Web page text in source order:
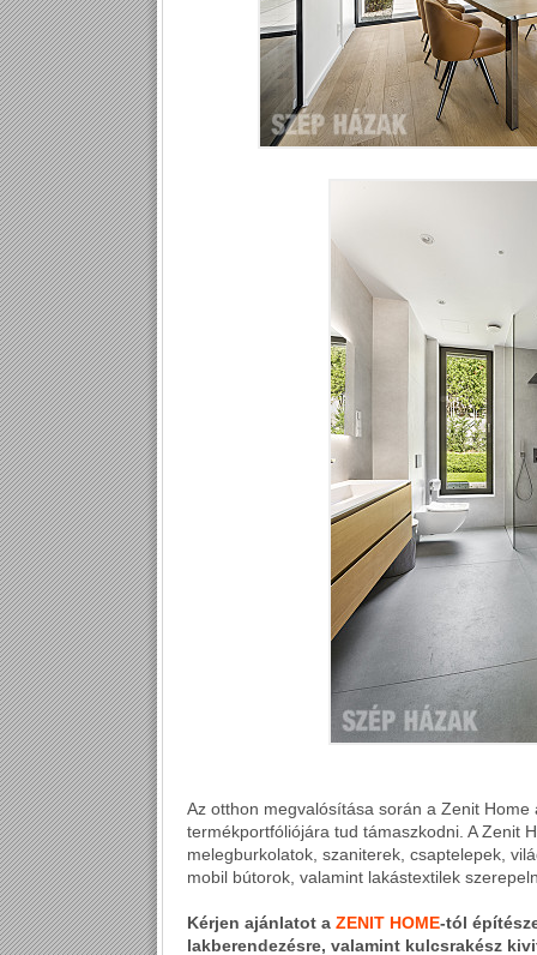
Az otthon megvalósítása során a Zenit
termékportfóliójára tud támaszkodni. A Zenit
melegburkolatok, szaniterek, csaptelepek,
mobil bútorok, valamint lakástextilek
Kérjen ajánlatot a ZENIT HOME-tól
lakberendezésre, valamint kulcsrakész